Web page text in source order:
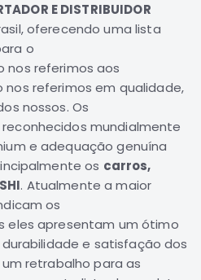
E DISTRIBUIDOR
oferecendo uma lista
o
nos referimos aos
nos referimos em qualidade,
nossos. Os
mundialmente
e adequação genuína
os carros,
. Atualmente a maior
os
eles apresentam um ótimo
e satisfação dos
retrabalho para as